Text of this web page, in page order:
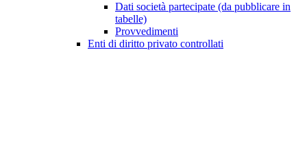
Dati società partecipate (da pubblicare in
tabelle)
Provvedimenti
Enti di diritto privato controllati